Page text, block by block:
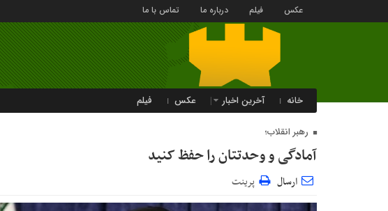
عکس فیلم درباره ما تماس با ما
خانه آخرین اخبار عکس فیلم
رهبر انقلاب؛
آمادگی و وحدتتان را حفظ کنید
ارسال پرینت